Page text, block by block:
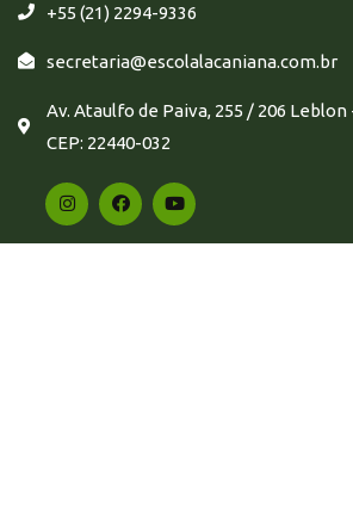
+55 (21) 2294-9336
secretaria@escolalacaniana.com.br
Av. Ataulfo de Paiva, 255 / 206 Leblon
CEP: 22440-032